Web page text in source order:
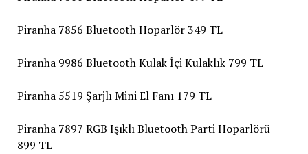
Piranha 7856 Bluetooth Hoparlör 349 TL
Piranha 9986 Bluetooth Kulak İçi Kulaklık 799 TL
Piranha 5519 Şarjlı Mini El Fanı 179 TL
Piranha 7897 RGB Işıklı Bluetooth Parti Hoparlörü
899 TL